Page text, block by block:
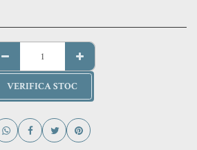
VERIFICA STOC